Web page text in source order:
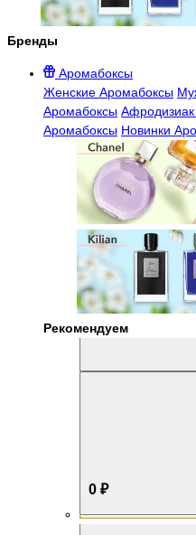
Бренды
Аромабоксы
Женские Аромабоксы
Аромабоксы
Аромабоксы Новинки
Рекомендуем
0 ₽